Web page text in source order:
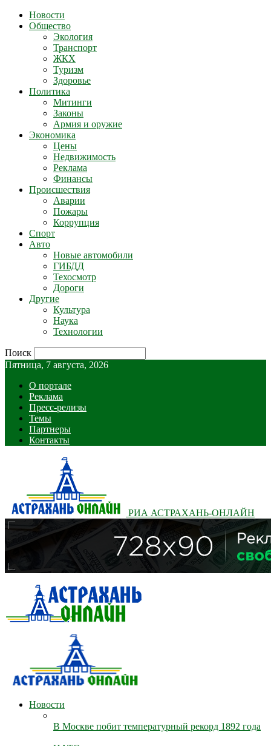
Новости
Общество
Экология
Транспорт
ЖКХ
Туризм
Здоровье
Политика
Митинги
Законы
Армия и оружие
Экономика
Цены
Недвижимость
Реклама
Финансы
Происшествия
Аварии
Пожары
Коррупция
Спорт
Авто
Новые автомобили
ГИБДД
Техосмотр
Дороги
Другие
Культура
Наука
Технологии
Поиск
Пятница, 7 августа, 2026
О портале
Реклама
Пресс-релизы
Темы
Партнеры
Контакты
РИА АСТРАХАНЬ-ОНЛАЙН
Новости
В Москве побит температурный рекорд 1892 года